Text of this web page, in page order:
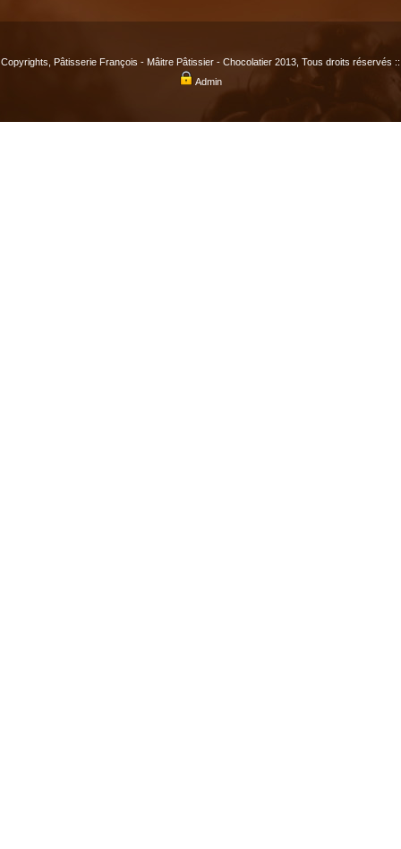
Copyrights, Pâtisserie François - Mâitre Pâtissier - Chocolatier 2013, Tous droits réservés ::
Admin